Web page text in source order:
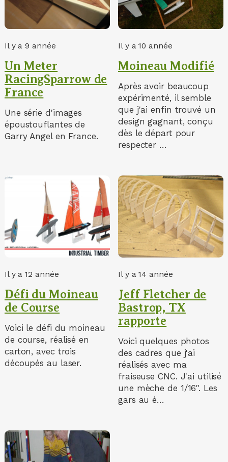
Il y a 9 année
Un Meter
RacingSparrow de
France
Une série d'images
époustouflantes de
Garry Angel en France.
Il y a 10 année
Moineau Modifié
Après avoir beaucoup
expérimenté, il semble
que j'ai enfin trouvé un
design gagnant, conçu
dès le départ pour
respecter …
Il y a 12 année
Défi du Moineau
de Course
Voici le défi du moineau
de course, réalisé en
carton, avec trois
découpés au laser.
Il y a 14 année
Jeff Fletcher de
Bastrop, TX
rapporte
Voici quelques photos
des cadres que j'ai
réalisés avec ma
fraiseuse CNC. J'ai utilisé
une mèche de 1/16". Les
gars au é…